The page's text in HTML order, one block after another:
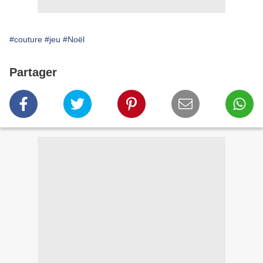
#couture #jeu #Noël
Partager